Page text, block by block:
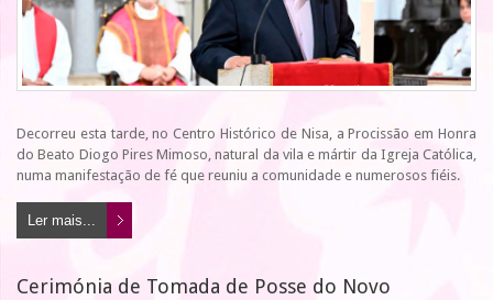
Decorreu esta tarde, no Centro Histórico de Nisa, a Procissão em Honra
do Beato Diogo Pires Mimoso, natural da vila e mártir da Igreja Católica,
numa manifestação de fé que reuniu a comunidade e numerosos fiéis.
Ler mais...
Cerimónia de Tomada de Posse do Novo